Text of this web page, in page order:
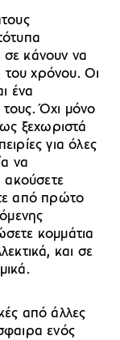
σε κάνουν να
του χρόνου. Οι
ένα
Όχι μόνο
ξεχωριστά
για όλες
να
ακούσετε
από πρώτο
κομμάτια
και σε
από άλλες
ενός